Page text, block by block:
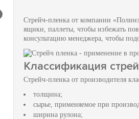
Стрейч-пленка от компании
ящики, паллеты, чтобы избежать
консультацию менеджера, чтобы
Классификация
Стрейч-пленка от производителя
толщина;
сырье, применяемое при
ширина рулона;